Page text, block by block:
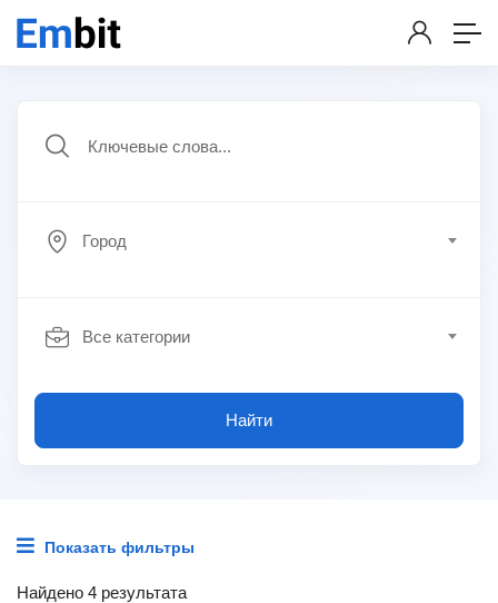
Город
Все категории
Найти
Показать фильтры
Найдено 4 результата